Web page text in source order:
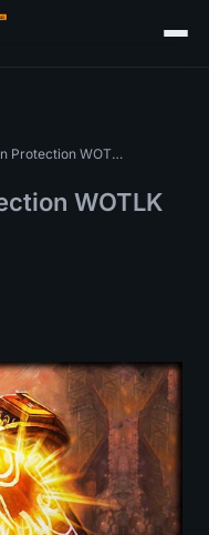
Guide du Paladin Protection WOTLK Classic
WOTLK